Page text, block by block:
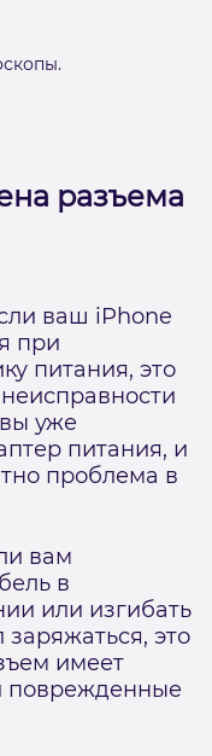
разъема
ваш iPhone
при
питания, это
уже
питания, и
проблема в
вам
в
или изгибать
это
имеет
поврежденные